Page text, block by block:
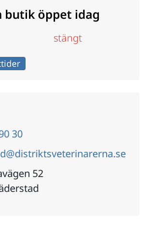
butik öppet idag
stängt
30
52